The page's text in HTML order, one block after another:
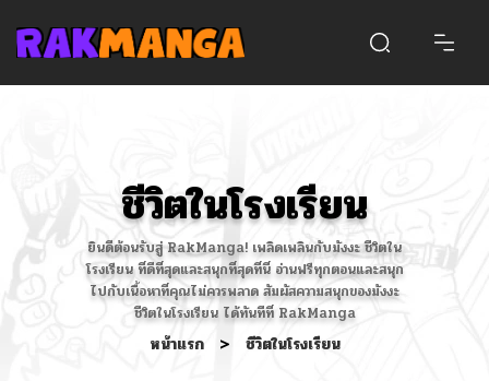
ชีวิตในโรงเรียน
ยินดีต้อนรับสู่ RakManga! เพลิดเพลินกับมังงะ ชีวิตใน
โรงเรียน ที่ดีที่สุดและสนุกที่สุดที่นี่ อ่านฟรีทุกตอนและสนุก
ไปกับเนื้อหาที่คุณไม่ควรพลาด สัมผัสความสนุกของมังงะ
ชีวิตในโรงเรียน ได้ทันทีที่ RakManga
หน้าแรก > ชีวิตในโรงเรียน